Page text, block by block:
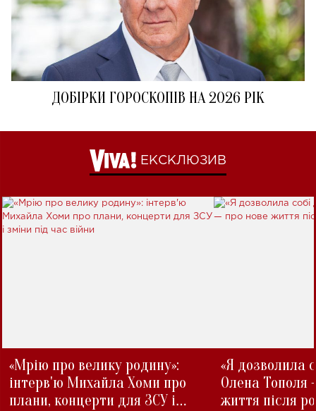
ДОБІРКИ ГОРОСКОПІВ НА 2026 РІК
ЕКСКЛЮЗИВ
«Мрію про велику родину»:
інтерв'ю Михайла Хоми про
плани, концерти для ЗСУ і
«Я дозволила
Олена Тополя
життя після